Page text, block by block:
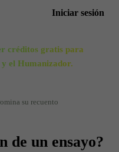
Iniciar sesión
créditos gratis para
el Humanizador.
su recuento
de un ensayo?